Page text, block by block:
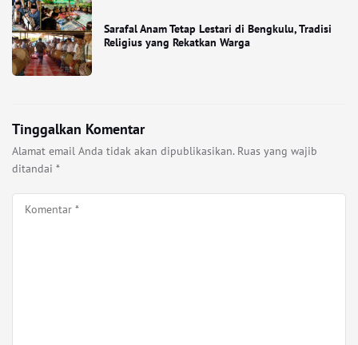
Sarafal Anam Tetap Lestari di Bengkulu, Tradisi
Religius yang Rekatkan Warga
Tinggalkan Komentar
Alamat email Anda tidak akan dipublikasikan. Ruas yang wajib
ditandai *